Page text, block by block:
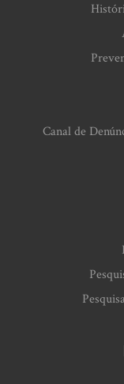
Canal de